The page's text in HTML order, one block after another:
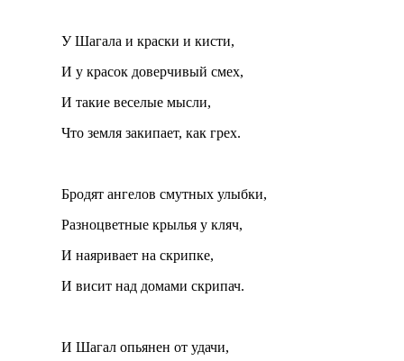
У Шагала и краски и кисти,
И у красок доверчивый смех,
И такие веселые мысли,
Что земля закипает, как грех.
Бродят ангелов смутных улыбки,
Разноцветные крылья у кляч,
И наяривает на скрипке,
И висит над домами скрипач.
И Шагал опьянен от удачи,